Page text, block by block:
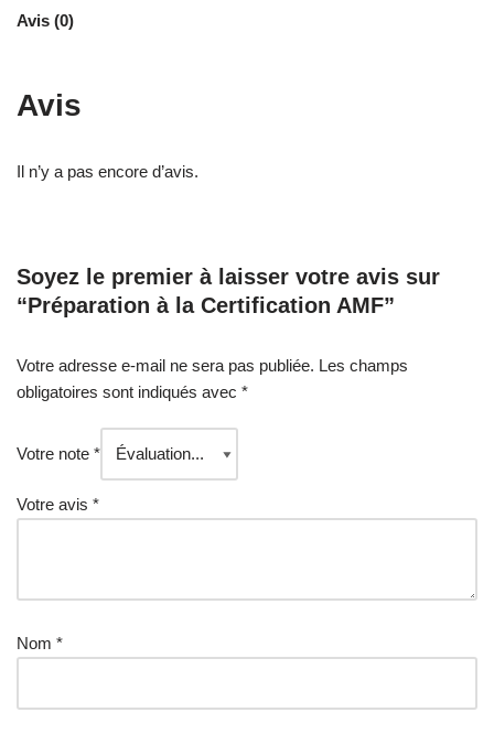
Avis (0)
Avis
Il n’y a pas encore d’avis.
Soyez le premier à laisser votre avis sur
“Préparation à la Certification AMF”
Votre adresse e-mail ne sera pas publiée. Les champs
obligatoires sont indiqués avec *
Votre note *
Votre avis *
Nom *